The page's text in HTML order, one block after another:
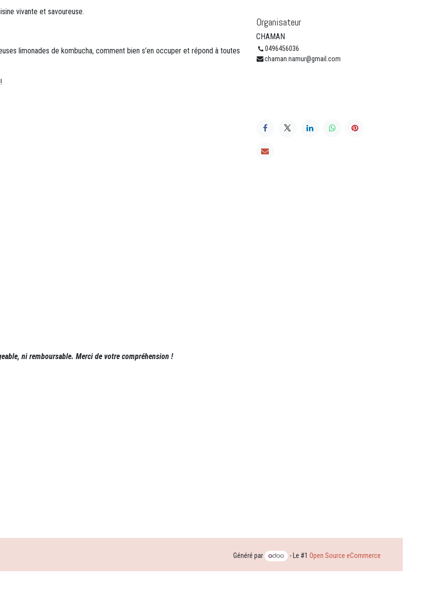
vivante et savoureuse.
limonades de kombucha, comment bien s’en occuper et répond à toutes
ni remboursable. Merci de votre compréhension !
Organisateur
CHAMAN
0496456036
chaman.namur@gmail.com
Généré par - Le #1 Open Source eCommerce